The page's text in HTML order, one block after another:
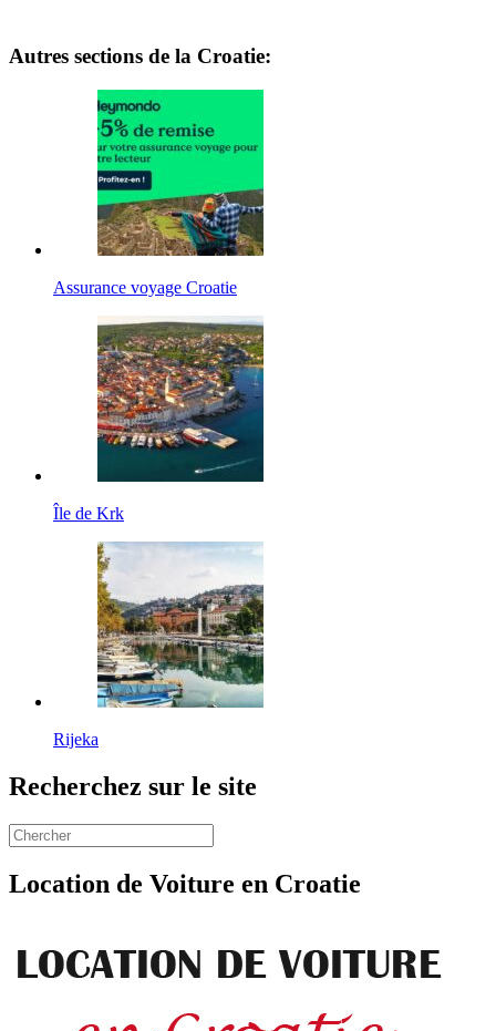
Autres sections de la Croatie:
Assurance voyage Croatie
Île de Krk
Rijeka
Recherchez sur le site
Location de Voiture en Croatie